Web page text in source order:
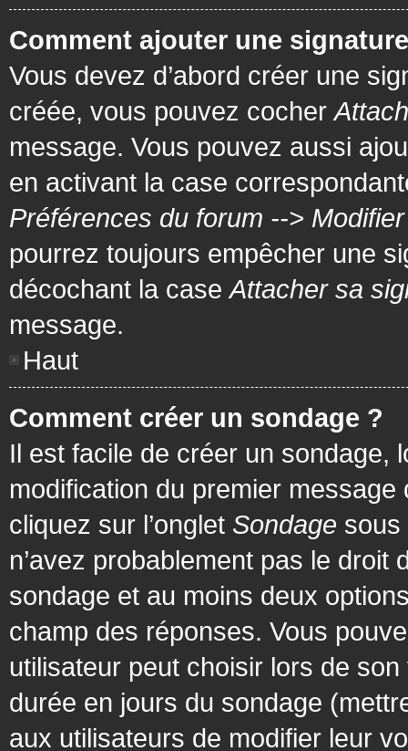
Comment ajouter une
Vous devez d’abord créer une
créée, vous pouvez cocher
message. Vous pouvez aussi
en activant la case
Préférences du forum -->
pourrez toujours empêcher une
décochant la caseAttacher sa
message.
Haut
Comment créer un sondage ?
Il est facile de créer un sondage,
modification du premier
cliquez sur l’onglet Sondage sous
n’avez probablement pas le
sondage et au moins deux
champ des réponses. Vous
utilisateur peut choisir lors de
durée en jours du sondage
aux utilisateurs de modifier leur